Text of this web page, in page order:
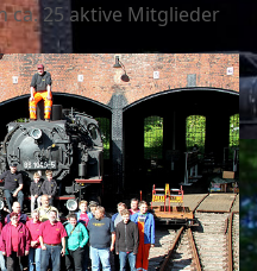
ca. 25 aktive Mitglieder